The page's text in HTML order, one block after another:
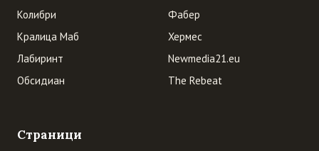
Колибри
Кралица Маб
Лабиринт
Обсидиан
Фабер
Хермес
Newmedia21.eu
The Rebeat
Страници